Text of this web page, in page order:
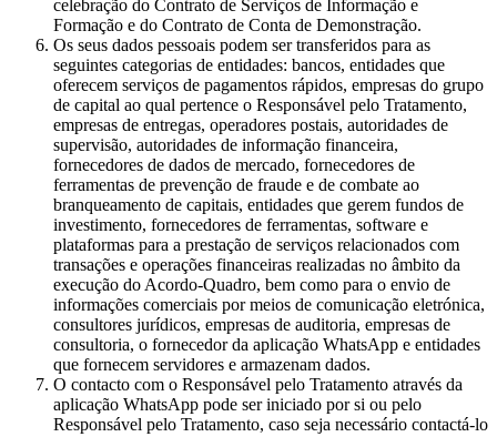
celebração do Contrato de Serviços de Informação e
Formação e do Contrato de Conta de Demonstração.
Os seus dados pessoais podem ser transferidos para as
seguintes categorias de entidades: bancos, entidades que
oferecem serviços de pagamentos rápidos, empresas do grupo
de capital ao qual pertence o Responsável pelo Tratamento,
empresas de entregas, operadores postais, autoridades de
supervisão, autoridades de informação financeira,
fornecedores de dados de mercado, fornecedores de
ferramentas de prevenção de fraude e de combate ao
branqueamento de capitais, entidades que gerem fundos de
investimento, fornecedores de ferramentas, software e
plataformas para a prestação de serviços relacionados com
transações e operações financeiras realizadas no âmbito da
execução do Acordo-Quadro, bem como para o envio de
informações comerciais por meios de comunicação eletrónica,
consultores jurídicos, empresas de auditoria, empresas de
consultoria, o fornecedor da aplicação WhatsApp e entidades
que fornecem servidores e armazenam dados.
O contacto com o Responsável pelo Tratamento através da
aplicação WhatsApp pode ser iniciado por si ou pelo
Responsável pelo Tratamento, caso seja necessário contactá-lo